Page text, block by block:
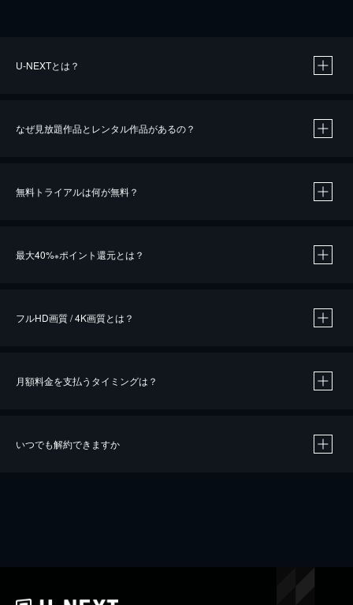
U-NEXTとは？
なぜ見放題作品とレンタル作品があるの？
無料トライアルは何が無料？
最大40%※ポイント還元とは？
※40％ポイント還元の対象は、クレジットカード決済による作品の購入 / レンタルです。
iOSアプリのUコイン決済による作品の購入 / レンタルは、20％のポイント還元です。
フルHD画質 / 4K画質とは？
月額料金を支払うタイミングは？
いつでも解約できますか